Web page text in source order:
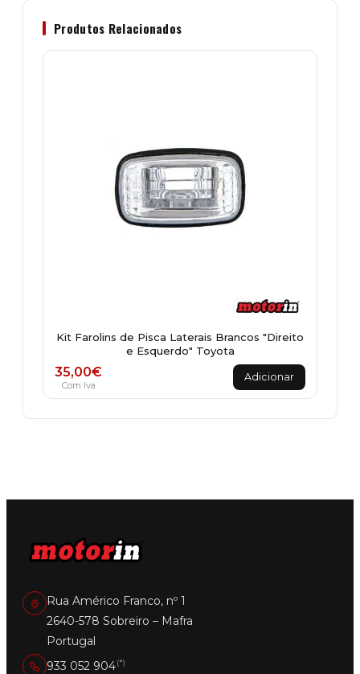
Produtos Relacionados
Kit Farolins de Pisca Laterais Brancos "Direito
e Esquerdo" Toyota
35,00€
Com Iva
Adicionar
Rua Américo Franco, nº 1
2640-578 Sobreiro – Mafra
Portugal
933 052 904(*)